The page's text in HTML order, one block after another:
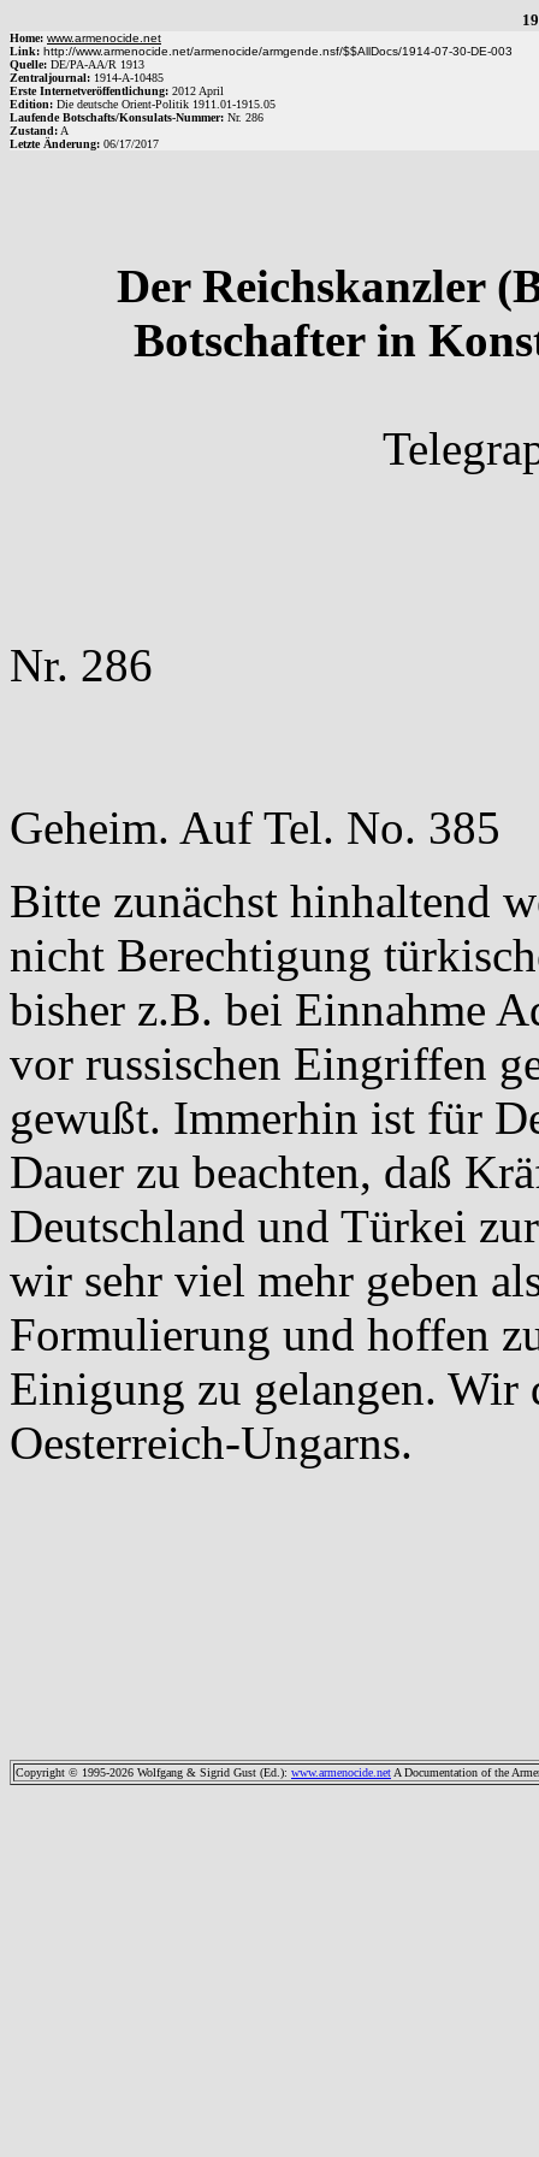
Home: www.armenocide.net
Link: http://www.armenocide.net/armenocide/armgende.nsf/$$AllDocs/1914-07-30-DE-003
Quelle: DE/PA-AA/R 1913
Zentraljournal: 1914-A-10485
Erste Internetveröffentlichung: 2012 April
Edition: Die deutsche Orient-Politik 1911.01-1915.05
Laufende Botschafts/Konsulats-Nummer: Nr. 286
Zustand: A
Letzte Änderung: 06/17/2017
Der Reichskanzler
Botschafter in
Nr. 286
Geheim. Auf Tel. No. 385
Bitte zunächst hinhaltend
nicht Berechtigung
bisher z.B. bei Einnahme
vor russischen Eingriffen
gewußt. Immerhin ist für
Dauer zu beachten, daß
Deutschland und Türkei
wir sehr viel mehr geben
Formulierung und hoffen
Einigung zu gelangen. Wir
Oesterreich-Ungarns.
Copyright © 1995-2026 Wolfgang & Sigrid Gust (Ed.): www.armenocide.net A Documentation of the